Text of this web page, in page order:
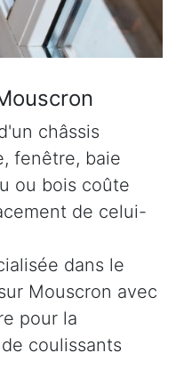
châssis
fenêtre, baie
ou bois coûte
de celui-
dans le
Mouscron avec
pour la
coulissants